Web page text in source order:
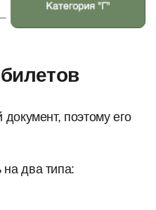
поэтому его
два типа: